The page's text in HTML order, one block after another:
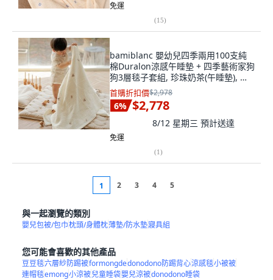
免運
(15)
bamiblanc 嬰幼兒四季兩用100支純
棉Duralon涼感午睡墊 + 四季藝術家狗
狗3層毯子套組, 珍珠奶茶(午睡墊), 白
色(毯子)
首購折扣價$2,978
6% $2,778
8/12 星期三 預計送達
免運
(1)
1 2 3 4 5
與一起瀏覽的類別
嬰兒包被/包巾枕頭/身體枕薄墊/防水墊寢具組
您可能會喜歡的其他產品
豆豆毯六層紗防踢被formongdedonodono防踢背心涼感毯小被被
連帽毯emong小涼被兒童睡袋嬰兒涼被donodono睡袋